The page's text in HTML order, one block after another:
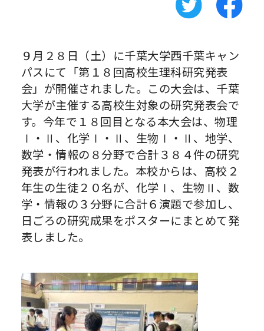
９月２８日（土）に千葉大学西千葉キャン
パスにて「第１８回高校生理科研究発表
会」が開催されました。この大会は、千葉
大学が主催する高校生対象の研究発表会で
す。今年で１８回目となる本大会は、物理
Ⅰ・Ⅱ、化学Ⅰ・Ⅱ、生物Ⅰ・Ⅱ、地学、
数学・情報の８分野で合計３８４件の研究
発表が行われました。本校からは、高校２
年生の生徒２０名が、化学Ⅰ、生物Ⅱ、数
学・情報の３分野に合計６演題で参加し、
日ごろの研究成果をポスターにまとめて発
表しました。